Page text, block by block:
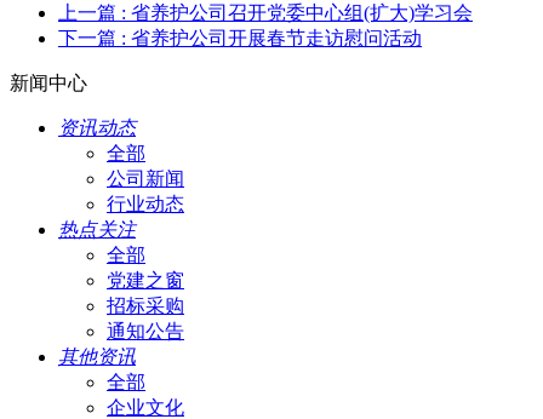
上一篇 : 省养护公司召开党委中心组(扩大)学习会
下一篇 : 省养护公司开展春节走访慰问活动
新闻中心
资讯动态
全部
公司新闻
行业动态
热点关注
全部
党建之窗
招标采购
通知公告
其他资讯
全部
企业文化